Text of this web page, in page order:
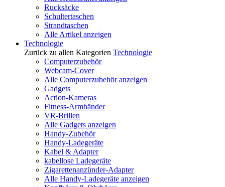
Rucksäcke
Schultertaschen
Strandtaschen
Alle Artikel anzeigen
Technologie
Zurück zu allen Kategorien Technologie
Computerzubehör
Webcam-Cover
Alle Computerzubehör anzeigen
Gadgets
Action-Kameras
Fitness-Armbänder
VR-Brillen
Alle Gadgets anzeigen
Handy-Zubehör
Handy-Ladegeräte
Kabel & Adapter
kabellose Ladegeräte
Zigarettenanzünder-Adapter
Alle Handy-Ladegeräte anzeigen